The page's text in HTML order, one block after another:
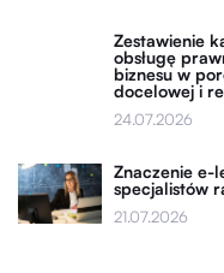
Zestawienie
obsługę
biznesu w
docelowej i
24.07.2026
Znaczenie e-
specjalistów
21.07.2026